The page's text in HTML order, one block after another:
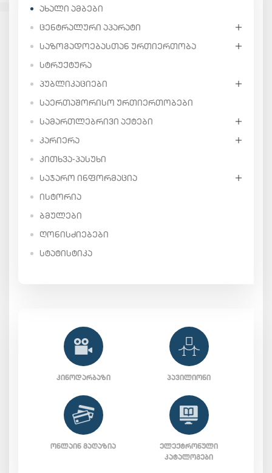
ᲐᲮᲐᲚᲘ ᲐᲛᲑᲔᲑᲘ
ᲪᲔᲜᲢᲠᲐᲚᲣᲠᲘ ᲐᲞᲐᲠᲐᲢᲘ
ᲡᲐᲖᲝᲒᲐᲓᲝᲔᲑᲐᲡᲗᲐᲜ ᲣᲠᲗᲘᲔᲠᲗᲝᲑᲐ
ᲡᲢᲠᲣᲥᲢᲣᲠᲐ
ᲞᲣᲑᲚᲘᲙᲐᲪᲘᲔᲑᲘ
ᲡᲐᲔᲠᲗᲐᲨᲝᲠᲘᲡᲝ ᲣᲠᲗᲘᲔᲠᲗᲝᲑᲔᲑᲘ
ᲡᲐᲛᲐᲠᲗᲚᲔᲑᲠᲘᲕᲘ ᲐᲥᲢᲔᲑᲘ
ᲙᲐᲠᲘᲔᲠᲐ
ᲙᲘᲗᲮᲕᲐ-ᲞᲐᲡᲣᲮᲘ
ᲡᲐᲯᲐᲠᲝ ᲘᲜᲤᲝᲠᲛᲐᲪᲘᲐ
ᲘᲡᲢᲝᲠᲘᲐ
ᲑᲛᲣᲚᲔᲑᲘ
ᲦᲝᲜᲘᲡᲫᲘᲔᲑᲔᲑᲘ
ᲡᲢᲐᲢᲘᲡᲢᲘᲙᲐ
ᲙᲘᲜᲝᲓᲐᲠᲑᲐᲖᲘ ᲞᲐᲕᲘᲚᲘᲝᲜᲘ
ᲝᲜᲚᲐᲘᲜ ᲛᲐᲦᲐᲖᲘᲐ
ᲔᲚᲔᲥᲢᲠᲝᲜᲣᲚᲘ
ᲙᲐᲢᲐᲚᲝᲒᲔᲑᲘ